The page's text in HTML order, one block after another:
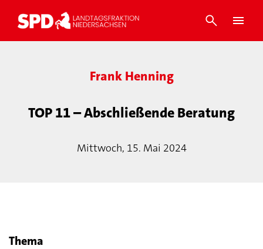
Frank Henning
TOP 11 – Abschließende Beratung
Mittwoch, 15. Mai 2024
Thema